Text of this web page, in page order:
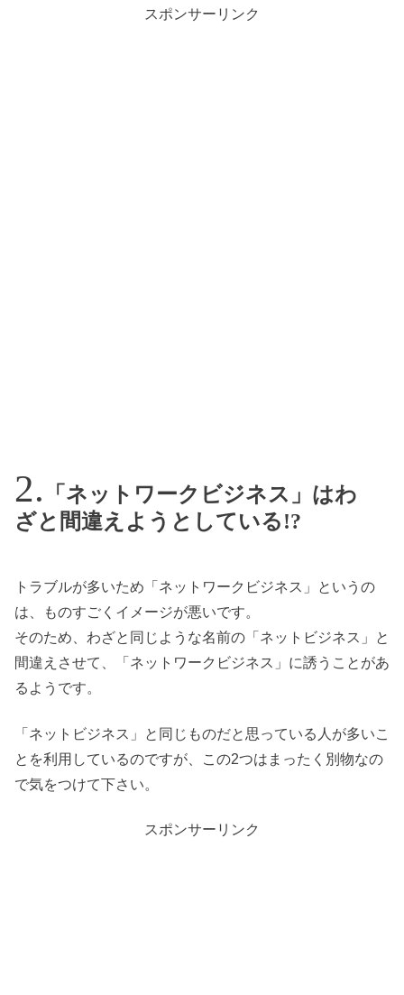
スポンサーリンク
「ネットワークビジネス」はわ
ざと間違えようとしている!?
トラブルが多いため「ネットワークビジネス」というの
は、ものすごくイメージが悪いです。
そのため、わざと同じような名前の「ネットビジネス」と
間違えさせて、「ネットワークビジネス」に誘うことがあ
るようです。
「ネットビジネス」と同じものだと思っている人が多いこ
とを利用しているのですが、この2つはまったく別物なの
で気をつけて下さい。
スポンサーリンク